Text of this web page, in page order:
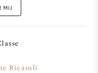
MIJ
Ricasoli